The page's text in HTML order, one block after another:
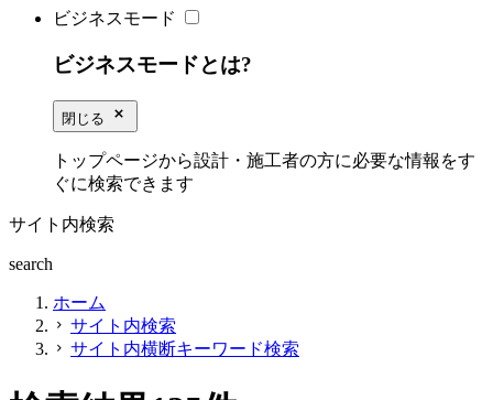
ビジネスモード
ビジネスモードとは?
閉じる close_small
トップページから設計・施工者の方に必要な情報をす
ぐに検索できます
サイト内検索
search
ホーム
chevron_right サイト内検索
chevron_right サイト内横断キーワード検索